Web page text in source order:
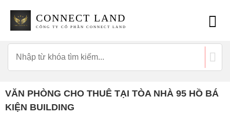
CONNECT LAND
CÔNG TY CỔ PHẦN CONNECT LAND
VĂN PHÒNG CHO THUÊ TẠI TÒA NHÀ 95 HỒ BÁ
KIỆN BUILDING